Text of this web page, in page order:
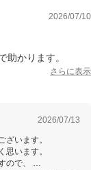
2026/07/10
助かります。
さらに表示
2026/07/13
ざいます。
思います。
ので、